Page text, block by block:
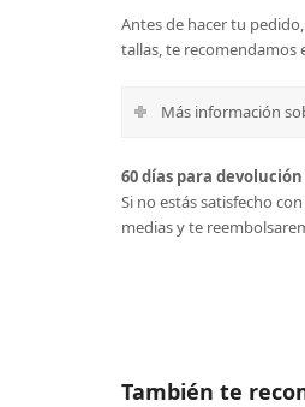
Antes de hacer tu
tallas, te recomendamos
Más información
60 días para
Si no estás satisfecho
medias y te
También te